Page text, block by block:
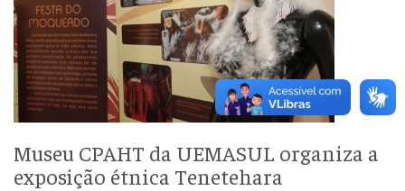
Museu CPAHT da UEMASUL organiza a
exposição étnica Tenetehara